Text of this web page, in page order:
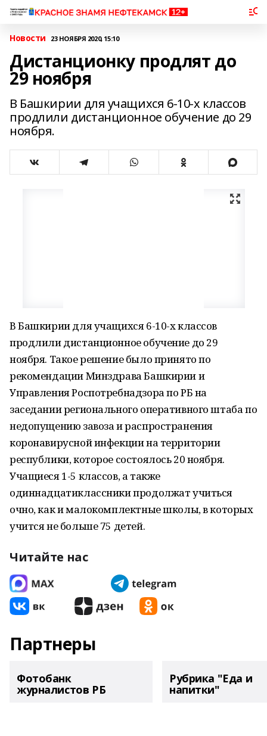
Новости 23 НОЯБРЯ 2020, 15:10
Дистанционку продлят до
29 ноября
В Башкирии для учащихся 6-10-х классов
продлили дистанционное обучение до 29
ноября.
В Башкирии для учащихся 6-10-х классов
продлили дистанционное обучение до 29
ноября. Такое решение было принято по
рекомендации Минздрава Башкирии и
Управления Роспотребнадзора по РБ на
заседании регионального оперативного штаба по
недопущению завоза и распространения
коронавирусной инфекции на территории
республики, которое состоялось 20 ноября.
Учащиеся 1-5 классов, а также
одиннадцатиклассники продолжат учиться
очно, как и малокомплектные школы, в которых
учится не больше 75 детей.
Читайте нас
Партнеры
Фотобанк
журналистов РБ
Рубрика "Еда и
напитки"